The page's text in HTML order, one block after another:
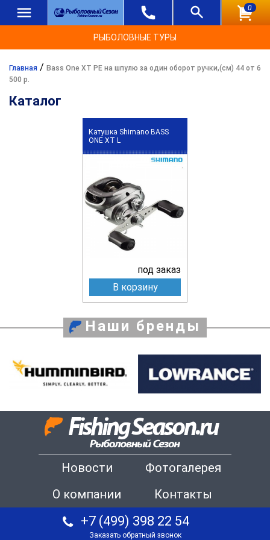
0
РЫБОЛОВНЫЕ ТУРЫ
Главная / Bass One XT PE на шпулю за один оборот ручки,(см) 44 от 6
500 р.
Каталог
Катушка Shimano BASS
ONE XT L
под заказ
В корзину
Наши бренды
Новости
Фотогалерея
О компании
Контакты
+7 (499) 398 22 54
Заказать обратный звонок